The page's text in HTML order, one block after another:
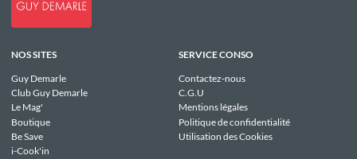
NOS SITES
Guy Demarle
Club Guy Demarle
Le Mag'
Boutique
Be Save
i-Cook'in
SERVICE CONSO
Contactez-nous
C.G.U
Mentions légales
Politique de confidentialité
Utilisation des Cookies